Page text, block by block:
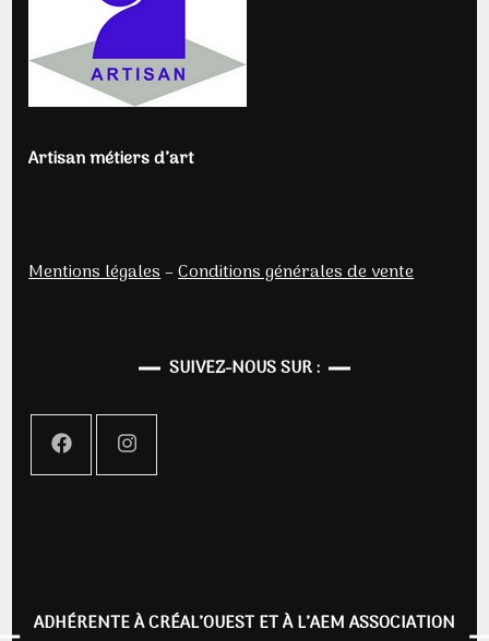
Artisan métiers d’art
Mentions légales–Conditions générales de vente
SUIVEZ-NOUS SUR :
ADHÉRENTE À CRÉAL’OUEST ET À L’AEM ASSOCIATION